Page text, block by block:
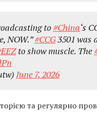
to#China‘s
NOW.”#CCG3501 was
to show muscle. The
June 7, 2026
та регулярно